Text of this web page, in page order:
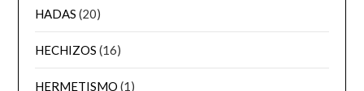
HADAS (20)
HECHIZOS (16)
HERMETISMO (1)